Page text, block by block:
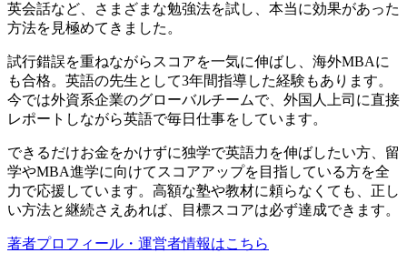
英会話など、さまざまな勉強法を試し、本当に効果があった
方法を見極めてきました。
試行錯誤を重ねながらスコアを一気に伸ばし、海外MBAに
も合格。英語の先生として3年間指導した経験もあります。
今では外資系企業のグローバルチームで、外国人上司に直接
レポートしながら英語で毎日仕事をしています。
できるだけお金をかけずに独学で英語力を伸ばしたい方、留
学やMBA進学に向けてスコアアップを目指している方を全
力で応援しています。高額な塾や教材に頼らなくても、正し
い方法と継続さえあれば、目標スコアは必ず達成できます。
著者プロフィール・運営者情報はこちら